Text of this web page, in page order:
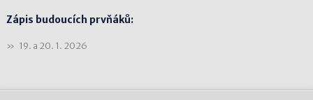
Zápis budoucích prvňáků:
19. a 20. 1. 2026